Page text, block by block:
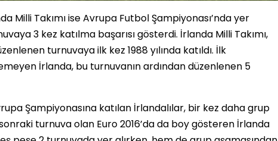
Milli Takımı ise Avrupa Futbol Şampiyonası’nda yer
3 kez katılma başarısı gösterdi. İrlanda Milli Takımı,
turnuvaya ilk kez 1988 yılında katıldı. İlk
İrlanda, bu turnuvanın ardından düzenlenen 5
Şampiyonasına katılan İrlandalılar, bir kez daha grup
turnuva olan Euro 2016’da da boy gösteren İrlanda